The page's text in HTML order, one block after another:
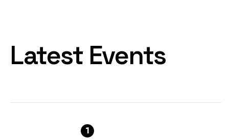
Latest Events
1